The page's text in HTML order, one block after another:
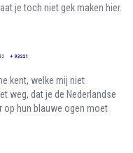
je toch niet gek maken hier.
+ 93221
kent, welke mij niet
weg, dat je de Nederlandse
op hun blauwe ogen moet